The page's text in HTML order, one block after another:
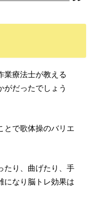
業療法士が教える
がだったでしょう
とで歌体操のバリエ
たり、曲げたり、手
になり脳トレ効果は